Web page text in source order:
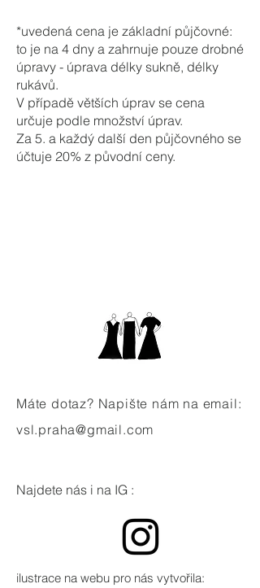
*uvedená cena je základní půjčovné:
to je na 4 dny a zahrnuje pouze drobné
úpravy - úprava délky sukně, délky
rukávů.
V případě větších úprav se cena
určuje podle množství úprav.
Za 5. a každý další den půjčovného se
účtuje 20% z původní ceny.
Máte dotaz? Napište nám na email:
vsl.praha@gmail.com
Najdete nás i na IG :
ilustrace na webu pro nás vytvořila: